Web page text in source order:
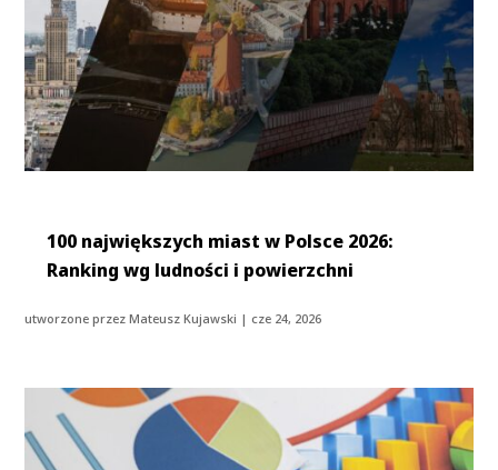
100 największych miast w Polsce 2026:
Ranking wg ludności i powierzchni
utworzone przezMateusz Kujawski | cze 24, 2026